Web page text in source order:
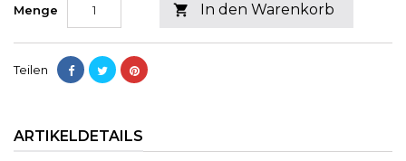
Menge  In den Warenkorb
Teilen
ARTIKELDETAILS